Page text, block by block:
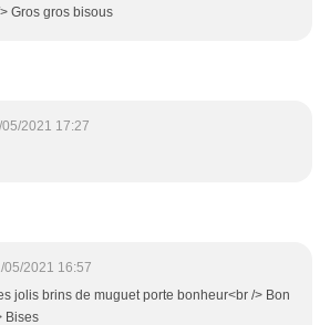
Gros gros bisous
2021 17:27
05/2021 16:57
jolis brins de muguet porte bonheur<br /> Bon
Bises